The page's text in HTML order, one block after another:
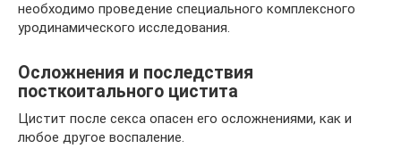
необходимо проведение специального комплексного
уродинамического исследования.
Осложнения и последствия
посткоитального цистита
Цистит после секса опасен его осложнениями, как и
любое другое воспаление.